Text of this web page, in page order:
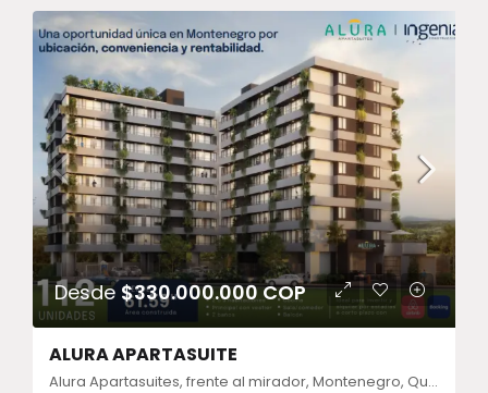
Desde $330.000.000 COP
ALURA APARTASUITE
Alura Apartasuites, frente al mirador, Montenegro, Quindío, Colombia